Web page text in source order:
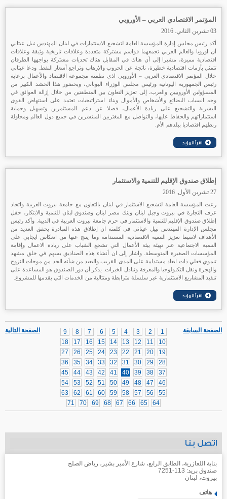
المؤتمر الاقتصادي العربي – الأوروبي
03 تشرين الثاني. 2016
أكد رئيس مجلس إدارة المؤسسة العامة لتشجيع الاستثمارات في لبنان المهندس نبيل عيتاني
أن اوروبا والعالم العربي تجمعهما قواسم مشتركة متعددة وعلاقات تاريخية وثيقة وعلاقات
اقتصادية مميزة، مشيرا إلى أن هناك في المقابل هناك تحديات مشتركة يواجهها الطرفان
تتمثل بأزمات اقتصادية خطيرة، ناتجة عن الحروب والإرهاب وتراجع أسعار النفط. ودعا عيتاني
خلال المؤتمر الاقتصادي العربي – الأوروبي اذي نظمته مجموعة الاقتصاد والأعمال برعاية
رئيس الجمهورية اليونانية ورئيس مجلس الوزراء اليوناني، وبحضور هذا الحشد الكبير من
المسؤولين الأوروبيين والعرب، إلى تعزيز التعاون بين المنطقتين من خلال إزالة العوائق في
وجه انسياب البضائع والأشخاص والأموال وبناء استراتيجيات تعتمد على استنهاض القوى
البشرية والتشجيع على ريادة الأعمال، فضلا عن دعم المستثمرين وتسهيل وحماية
استثماراتهم والحفاظ عليها، والتواصل مع المغتربين المنتشرين في جميع دول العالم ومحاولة
ربطهم اقتصاديا ببلدهم الأم.
إطلاق صندوق الإقليم للتنمية والاستثمار
27 تشرين الأول. 2016
رعت المؤسسة العامة لتشجيع الاستثمار في لبنان بالتعاون مع جامعة بيروت العربية واتحاد
غرف التجارة في بيروت وجبل لبنان وبنك مصر لبنان وصندوق لبنان للتنمية والابتكار، حفل
إطلاق صندوق الإقليم للتنمية والاستثمار في حرم جامعة بيروت العربية في الدبية. وأكد رئيس
مجلس الإدارة المهندس نبيل عيتاني في كلمته ان إطلاق هذه المبادرة يحقق العديد من
الأهداف لاسيما تعزيز التنمية الاقتصادية المستدامة وما ينتج عنها من انعكاس ايجابي على
التنمية الاجتماعية عبر تهيئة بيئة الأعمال التي تشجع الشباب على ريادة الاعمال وإقامة
المؤسسات الصغيرة المتوسطة. واشار إلى ان أنشاء هذه الصناديق يسهم في خلق مشهد
تنموي فعلي ذات ابعاد مستدامة على المدى القريب والبعيد من شأنه الحد من موجات النزوح
والهجرة ونقل التكنولوجيا والمعرفة وتبادل الخبرات. يذكر أن دور الصندوق هو المساعدة على
تنفيذ المشاريع الاستثمارية عبر سلسلة مترابطة ومتتالية من الخدمات التي يقدمها للمشروع.
الصفحة التالية 1
2
3
4
5
6
7
8
9
10
11
12
13
14
15
16
17
18
19
20
21
22
23
24
25
26
27
28
29
30
31
32
33
34
35
36
37
38
39
40
41
42
43
44
45
46
47
48
49
50
51
52
53
54
55
56
57
58
59
60
61
62
63
64
65
66
67
68
69
70
71
الصفحة السابقة
اتصل بنا
بناية اللعازرية، الطابق الرابع، شارع الأمير بشير، رياض الصلح
صندوق بريد: 113-7251
بيروت، لبنان
هاتف